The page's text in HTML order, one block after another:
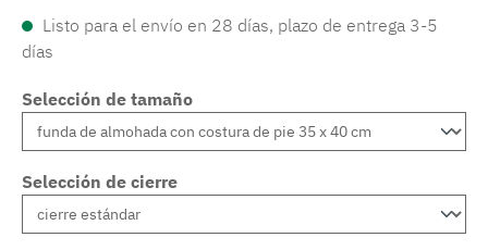
Listo para el envío en 28 días, plazo de entrega 3-5
días
Selección de tamaño
Selección de cierre